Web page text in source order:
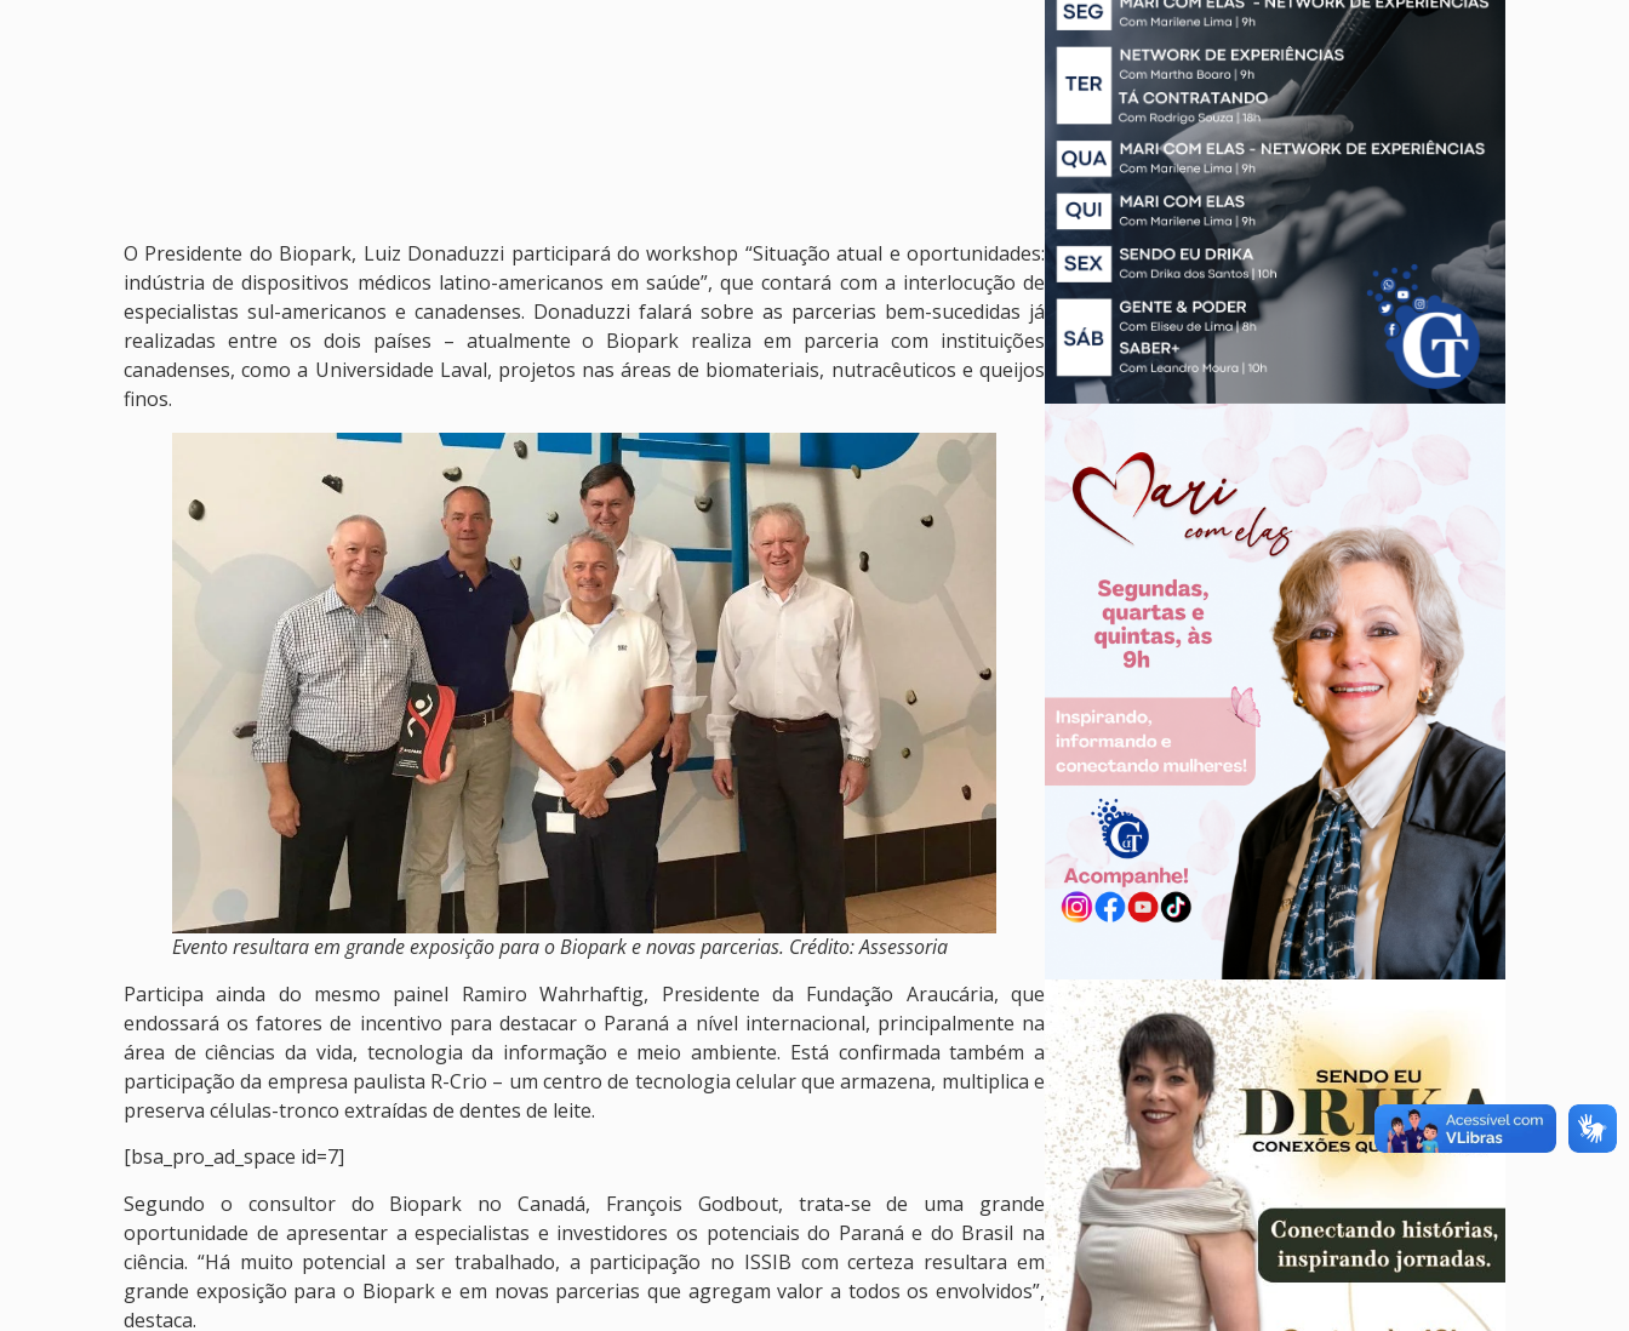
O Presidente do Biopark, Luiz Donaduzzi participará do workshop “Situação atual e oportunidades:
indústria de dispositivos médicos latino-americanos em saúde”, que contará com a interlocução de
especialistas sul-americanos e canadenses. Donaduzzi falará sobre as parcerias bem-sucedidas já
realizadas entre os dois países – atualmente o Biopark realiza em parceria com instituições
canadenses, como a Universidade Laval, projetos nas áreas de biomateriais, nutracêuticos e queijos
finos.
Evento resultara em grande exposição para o Biopark e novas parcerias. Crédito: Assessoria
Participa ainda do mesmo painel Ramiro Wahrhaftig, Presidente da Fundação Araucária, que
endossará os fatores de incentivo para destacar o Paraná a nível internacional, principalmente na
área de ciências da vida, tecnologia da informação e meio ambiente. Está confirmada também a
participação da empresa paulista R-Crio – um centro de tecnologia celular que armazena, multiplica e
preserva células-tronco extraídas de dentes de leite.
[bsa_pro_ad_space id=7]
Segundo o consultor do Biopark no Canadá, François Godbout, trata-se de uma grande
oportunidade de apresentar a especialistas e investidores os potenciais do Paraná e do Brasil na
ciência. “Há muito potencial a ser trabalhado, a participação no ISSIB com certeza resultara em
grande exposição para o Biopark e em novas parcerias que agregam valor a todos os envolvidos”,
destaca.